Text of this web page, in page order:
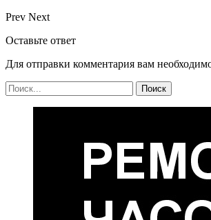
Prev Next
Оставьте ответ
Для отправки комментария вам